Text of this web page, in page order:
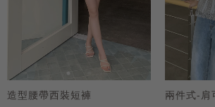
造型腰帶西裝短褲